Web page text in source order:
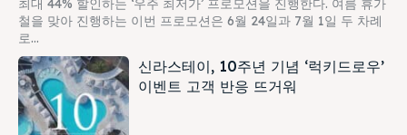
최대 44% 할인하는 ‘우주 최저가’ 프로모션을 진행한다. 여름 휴가
철을 맞아 진행하는 이번 프로모션은 6월 24일과 7월 1일 두 차례
로...
신라스테이, 10주년 기념 ‘럭키드로우’
이벤트 고객 반응 뜨거워